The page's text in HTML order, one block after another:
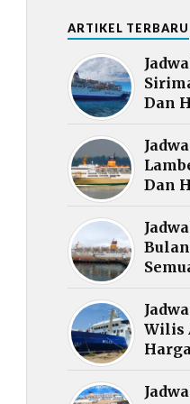
ARTIKEL TERBARU
Dan
Dan
Wilis